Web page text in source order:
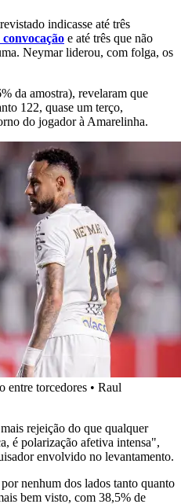
indicasse até três
e até três que não
Neymar liderou, com folga, os
da amostra), revelaram que
122, quase um terço,
do jogador à Amarelinha.
entre torcedores • Raul
rejeição do que qualquer
é polarização afetiva intensa",
envolvido no levantamento.
nenhum dos lados tanto quanto
bem visto, com 38,5% de